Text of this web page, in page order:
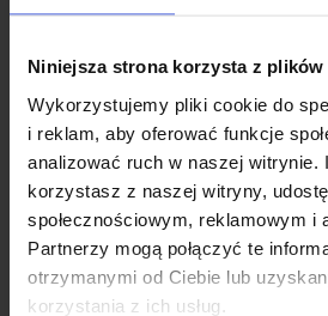
Niniejsza strona korzysta z plików
Wykorzystujemy pliki cookie do
i reklam, aby oferować funkcje
analizować ruch w naszej witrynie.
korzystasz z naszej witryny,
społecznościowym, reklamowym i
Partnerzy mogą połączyć te
otrzymanymi od Ciebie lub
korzystania z ich usług.
2 Transportowanie ładunków
3 Nośnik ładunku
Manewrowanie